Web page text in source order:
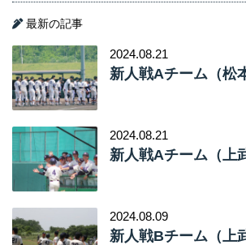
最新の記事
2024.08.21
新人戦Aチーム（松
2024.08.21
新人戦Aチーム（上
2024.08.09
新人戦Bチーム（上